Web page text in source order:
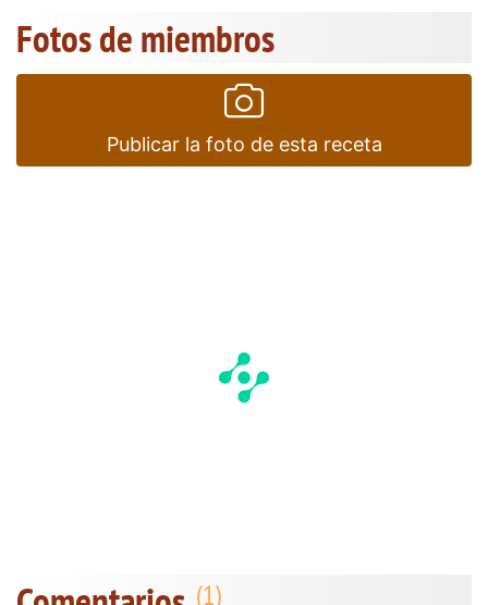
Fotos de miembros
Publicar la foto de esta receta